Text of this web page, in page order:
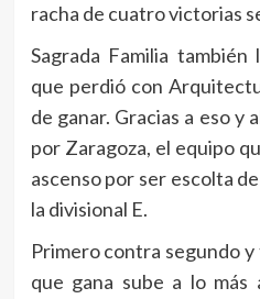
racha de cuatro victorias
Sagrada Familia también
que perdió con
de ganar. Gracias a eso y
por Zaragoza, el equipo
ascenso por ser escolta
la divisional E.
Primero contra segundo
que gana sube a lo